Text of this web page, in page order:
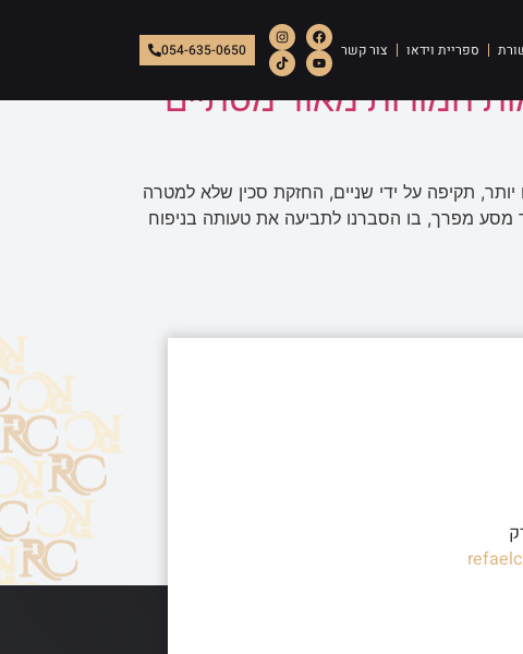
ספריית וידאו צור קשר 054-635-0650
חמורות מאוד מסתיים
תקיפה על ידי שניים, החזקת סכין שלא למטרה
מסע מפרך, בו הסברנו לתביעה את טעותה בניפוח